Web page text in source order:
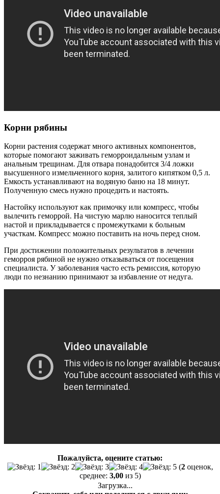
Корни рябины
Корни растения содержат много активных компонентов,
которые помогают заживать геморроидальным узлам и
анальным трещинам. Для отвара понадобится 3/4 ложки
высушенного измельченного корня, залитого кипятком 0,5 л.
Емкость устанавливают на водяную баню на 18 минут.
Полученную смесь нужно процедить и настоять.
Настойку используют как примочку или компресс, чтобы
вылечить геморрой. На чистую марлю наносится теплый
настой и прикладывается с промежутками к больным
участкам. Компресс можно поставить на ночь перед сном.
При достижении положительных результатов в лечении
геморроя рябиной не нужно отказываться от посещения
специалиста. У заболевания часто есть ремиссия, которую
люди по незнанию принимают за избавление от недуга.
Пожалуйста, оцените статью:
(2оценок,
среднее: 3,00из 5)
Загрузка...